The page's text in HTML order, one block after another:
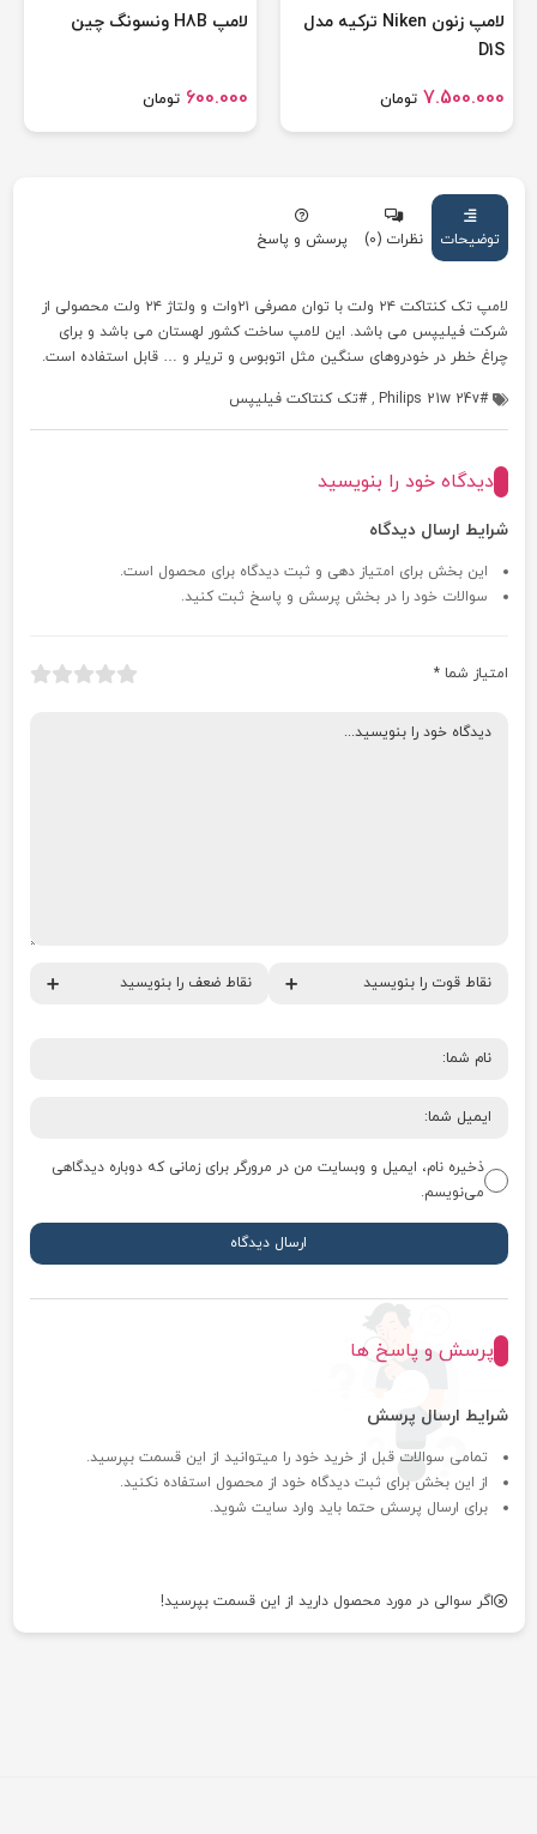
لامپ زنون Niken ترکیه مدل
D1S
تومان7.500.000
لامپ H8B ونسونگ چین
تومان600.000
توضیحات نظرات (0) پرسش و پاسخ
لامپ تک کنتاکت ۲۴ ولت با توان مصرفی ۲۱وات و ولتاژ ۲۴ ولت محصولی از
شرکت فیلیپس می باشد. این لامپ ساخت کشور لهستان می باشد و برای
چراغ خطر در خودروهای سنگین مثل اتوبوس و تریلر و … قابل استفاده است.
Philips 21w 24v
, تک کنتاکت فیلیپس
دیدگاه خود را بنویسید
شرایط ارسال دیدگاه
این بخش برای امتیاز دهی و ثبت دیدگاه برای محصول است.
سوالات خود را در بخش پرسش و پاسخ ثبت کنید.
امتیاز شما*
ذخیره نام، ایمیل و وبسایت من در مرورگر برای زمانی که دوباره دیدگاهی
می‌نویسم.
پرسش و پاسخ ها
شرایط ارسال پرسش
تمامی سوالات قبل از خرید خود را میتوانید از این قسمت بپرسید.
از این بخش برای ثبت دیدگاه خود از محصول استفاده نکنید.
برای ارسال پرسش حتما باید وارد سایت شوید.
اگر سوالی در مورد محصول دارید از این قسمت بپرسید!